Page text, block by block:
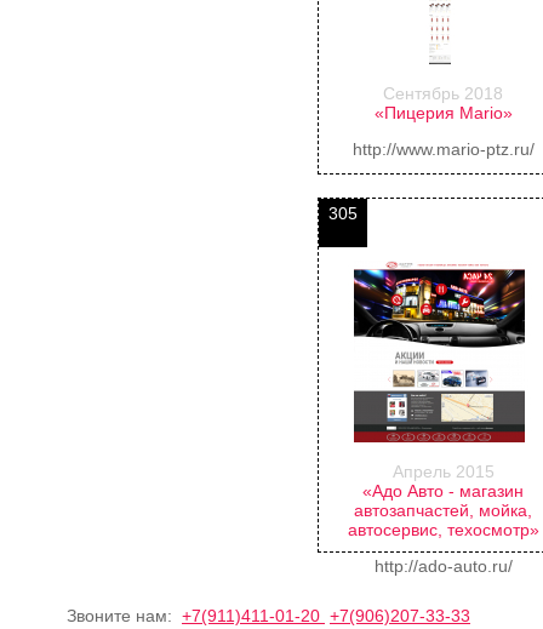
Сентябрь 2018
«Пицерия Mario»
http://www.mario-ptz.ru/
305
Апрель 2015
«Адо Авто - магазин
автозапчастей, мойка,
автосервис, техосмотр»
http://ado-auto.ru/
Звоните нам: +7(911)411-01-20 +7(906)207-33-33